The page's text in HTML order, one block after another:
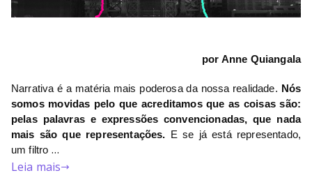
por Anne Quiangala
Narrativa é a matéria mais poderosa da nossa realidade. Nós
somos movidas pelo que acreditamos que as coisas são:
pelas palavras e expressões convencionadas, que nada
mais são que representações. E se já está representado,
um filtro …
Leia mais